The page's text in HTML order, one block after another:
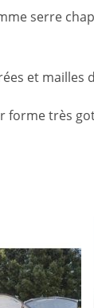
serre
et mailles
forme très